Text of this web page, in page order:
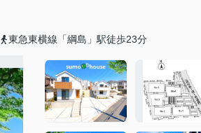
東急東横線「綱島」駅徒歩23分